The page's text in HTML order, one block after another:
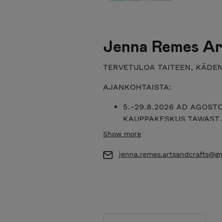
Jenna Remes
TERVETULOA TAITEEN,
AJANKOHTAISTA:
5.-29.8.2026 AD
KAUPPAKESKUS
oheistuotteita)
8.-9.8.2026
Show more